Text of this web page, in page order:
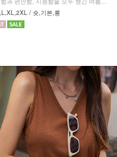
복 팬츠 / 숏,기본,롱